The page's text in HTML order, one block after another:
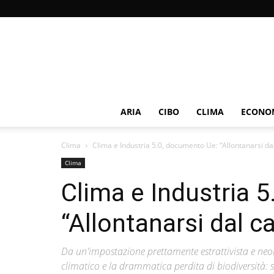
ARIA CIBO CLIMA
Clima Clima e Industria 5.0, documento Ue: “Allontanarsi
Clima
Clima e Industria
“Allontanarsi dal
Da un'impostazione prettamente estrattivista e
climatico e la drammatica perdita di biodiversità: